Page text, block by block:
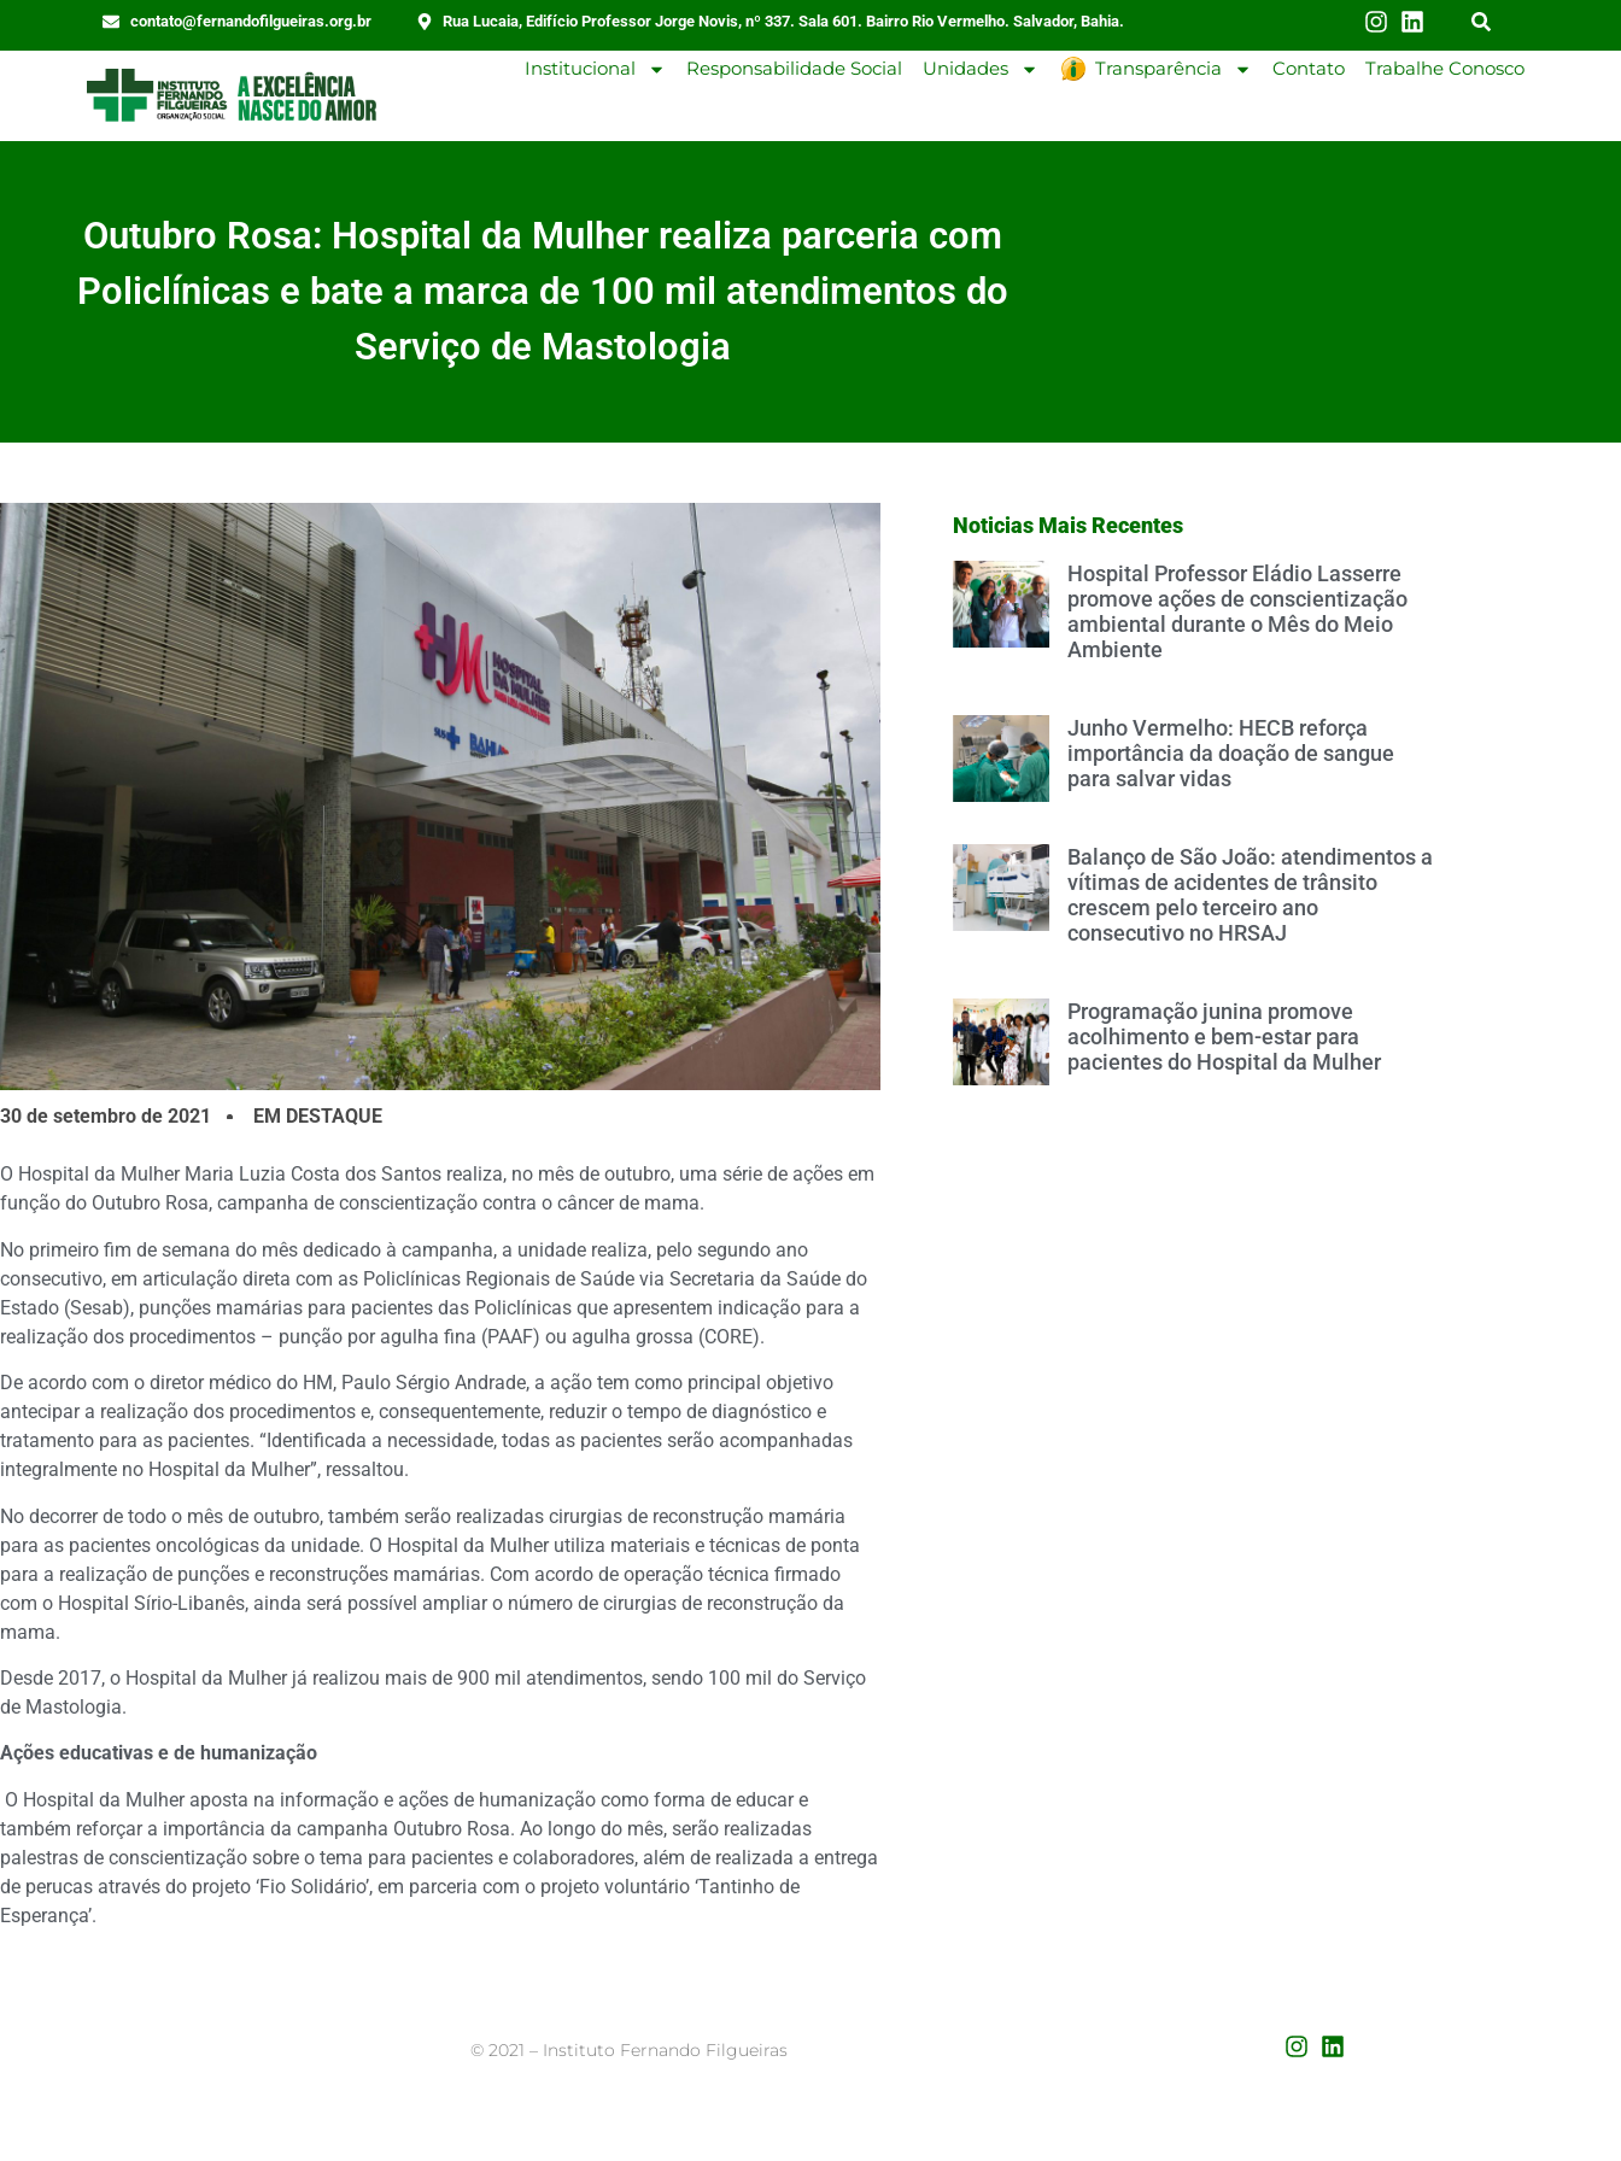
contato@fernandofilgueiras.org.br Rua Lucaia, Edifício Professor Jorge Novis, nº 337. Sala 601. Bairro Rio Vermelho. Salvador, Bahia.
Institucional Responsabilidade Social Unidades Transparência Contato Trabalhe Conosco
Outubro Rosa: Hospital da Mulher realiza parceria com
Policlínicas e bate a marca de 100 mil atendimentos do
Serviço de Mastologia
30 de setembro de 2021 EM DESTAQUE
O Hospital da Mulher Maria Luzia Costa dos Santos realiza, no mês de outubro, uma série de ações em
função do Outubro Rosa, campanha de conscientização contra o câncer de mama.
No primeiro fim de semana do mês dedicado à campanha, a unidade realiza, pelo segundo ano
consecutivo, em articulação direta com as Policlínicas Regionais de Saúde via Secretaria da Saúde do
Estado (Sesab), punções mamárias para pacientes das Policlínicas que apresentem indicação para a
realização dos procedimentos – punção por agulha fina (PAAF) ou agulha grossa (CORE).
De acordo com o diretor médico do HM, Paulo Sérgio Andrade, a ação tem como principal objetivo
antecipar a realização dos procedimentos e, consequentemente, reduzir o tempo de diagnóstico e
tratamento para as pacientes. “Identificada a necessidade, todas as pacientes serão acompanhadas
integralmente no Hospital da Mulher”, ressaltou.
No decorrer de todo o mês de outubro, também serão realizadas cirurgias de reconstrução mamária
para as pacientes oncológicas da unidade. O Hospital da Mulher utiliza materiais e técnicas de ponta
para a realização de punções e reconstruções mamárias. Com acordo de operação técnica firmado
com o Hospital Sírio-Libanês, ainda será possível ampliar o número de cirurgias de reconstrução da
mama.
Desde 2017, o Hospital da Mulher já realizou mais de 900 mil atendimentos, sendo 100 mil do Serviço
de Mastologia.
Ações educativas e de humanização
O Hospital da Mulher aposta na informação e ações de humanização como forma de educar e
também reforçar a importância da campanha Outubro Rosa. Ao longo do mês, serão realizadas
palestras de conscientização sobre o tema para pacientes e colaboradores, além de realizada a entrega
de perucas através do projeto ‘Fio Solidário’, em parceria com o projeto voluntário ‘Tantinho de
Esperança’.
Noticias Mais Recentes
Hospital Professor Eládio Lasserre
promove ações de conscientização
ambiental durante o Mês do Meio
Ambiente
Junho Vermelho: HECB reforça
importância da doação de sangue
para salvar vidas
Balanço de São João: atendimentos a
vítimas de acidentes de trânsito
crescem pelo terceiro ano
consecutivo no HRSAJ
Programação junina promove
acolhimento e bem-estar para
pacientes do Hospital da Mulher
© 2021 – Instituto Fernando Filgueiras